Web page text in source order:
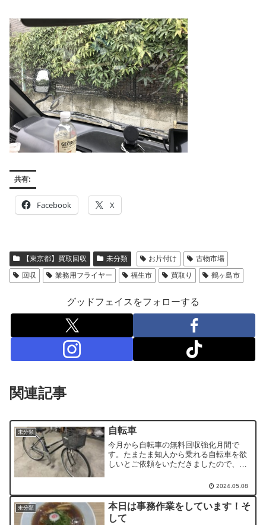
共有:
Facebook X
【東京都】買取回収 未分類 お片付け
古物市場
回収
業務用フライヤー 福生市 買取り 鶴ヶ島市
グッドフェイスをフォローする
関連記事
未分類 自転車
今月から自転車の無料回収強化月間で
す。たまたま知人から乗れる自転車を欲
しいとご依頼をいただきましたので、複
点検をしました。すると、残念なことに
タイヤのチューブが前後とも空気漏れ起
こしていました。自転車屋さ...
2024.05.08
未分類
本日は事務作業をしています！そ
して